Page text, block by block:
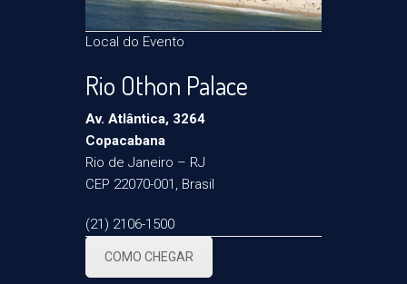
Local do Evento
Rio Othon Palace
Av. Atlântica, 3264
Copacabana
Rio de Janeiro – RJ
CEP 22070-001, Brasil
(21) 2106-1500
COMO CHEGAR